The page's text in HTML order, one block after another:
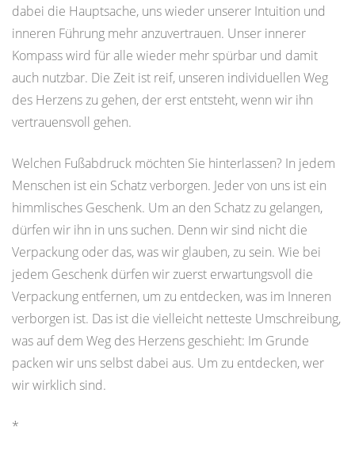
dabei die Hauptsache, uns wieder unserer Intuition und
inneren Führung mehr anzuvertrauen. Unser innerer
Kompass wird für alle wieder mehr spürbar und damit
auch nutzbar. Die Zeit ist reif, unseren individuellen Weg
des Herzens zu gehen, der erst entsteht, wenn wir ihn
vertrauensvoll gehen.
Welchen Fußabdruck möchten Sie hinterlassen? In jedem
Menschen ist ein Schatz verborgen. Jeder von uns ist ein
himmlisches Geschenk. Um an den Schatz zu gelangen,
dürfen wir ihn in uns suchen. Denn wir sind nicht die
Verpackung oder das, was wir glauben, zu sein. Wie bei
jedem Geschenk dürfen wir zuerst erwartungsvoll die
Verpackung entfernen, um zu entdecken, was im Inneren
verborgen ist. Das ist die vielleicht netteste Umschreibung,
was auf dem Weg des Herzens geschieht: Im Grunde
packen wir uns selbst dabei aus. Um zu entdecken, wer
wir wirklich sind.
*